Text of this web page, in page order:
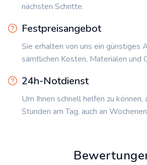
nächsten Schritte.
Festpreisangebot
Sie erhalten von uns ein günstiges
sämtlichen Kosten, Materialen und
24h-Notdienst
Um Ihnen schnell helfen zu
Stunden am Tag, auch an